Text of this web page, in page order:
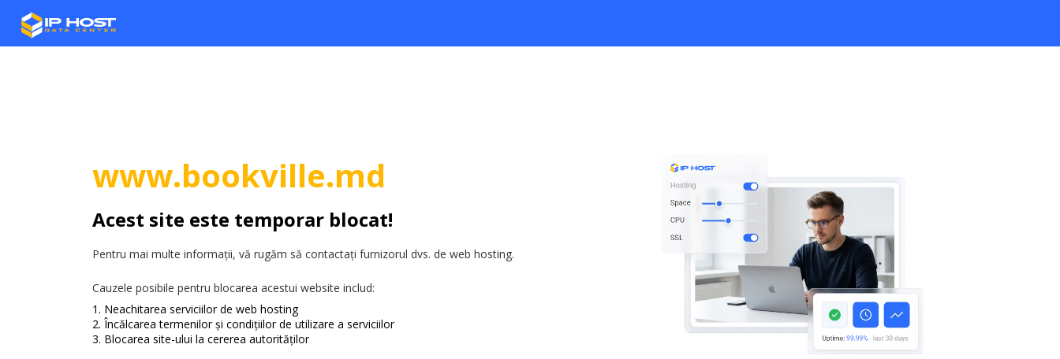
www.bookville.md
Acest site este temporar blocat!
Pentru mai multe informații, vă rugăm să contactați furnizorul dvs. de web hosting.
Cauzele posibile pentru blocarea acestui website includ:
Neachitarea serviciilor de web hosting
Încălcarea termenilor și condițiilor de utilizare a serviciilor
Blocarea site-ului la cererea autorităților